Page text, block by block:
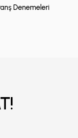
Denemeleri